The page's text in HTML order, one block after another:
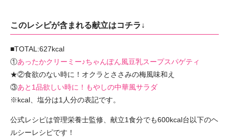
このレシピが含まれる献立はコチラ↓
■TOTAL:627kcal
①あったかクリーミー♪ちゃんぽん風豆乳スープスパゲティ
★②食欲のない時に！オクラとささみの梅風味和え
③あと1品欲しい時に！もやしの中華風サラダ
※kcal、塩分は1人分の表記です。
公式レシピは管理栄養士監修、献立1食分でも600kcal台以下のヘ
ルシーレシピです！